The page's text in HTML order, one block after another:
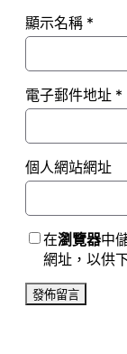
顯示名稱 *
電子郵件地址 *
個人網站網址
在瀏覽器中
網址，以供